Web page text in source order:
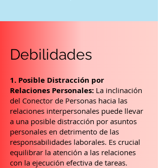
Debilidades
1. Posible Distracción por
Relaciones Personales: La inclinación
del Conector de Personas hacia las
relaciones interpersonales puede llevar
a una posible distracción por asuntos
personales en detrimento de las
responsabilidades laborales. Es crucial
equilibrar la atención a las relaciones
con la ejecución efectiva de tareas.